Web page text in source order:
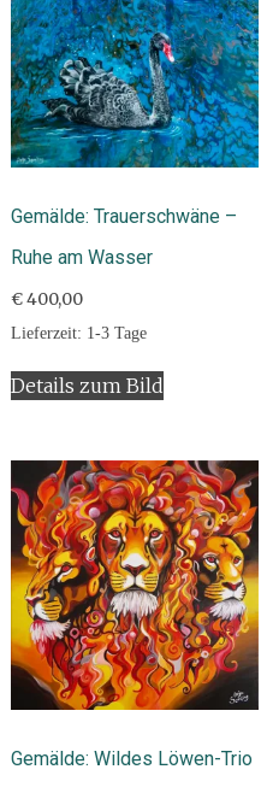
Gemälde: Trauerschwäne –
Ruhe am Wasser
€400,00
Lieferzeit: 1-3 Tage
Details zum Bild
Gemälde: Wildes Löwen-Trio